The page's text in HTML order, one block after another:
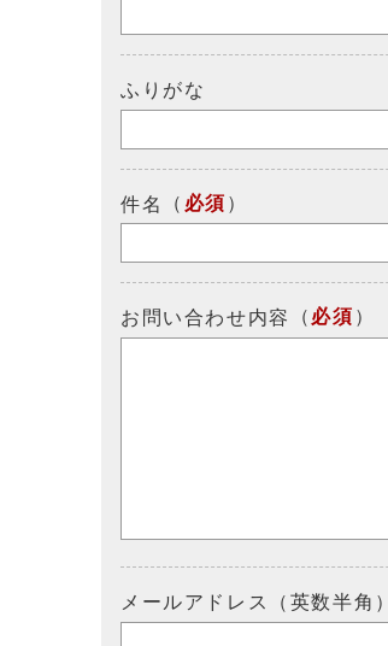
ふりがな
件名 （ 必須 ）
お問い合わせ内容 （ 必須 ）
メールアドレス（英数半角）